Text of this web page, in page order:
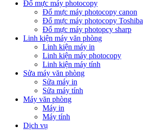
Đổ mực máy photocopy
Đổ mực máy photocopy canon
Đổ mực máy photocopy Toshiba
Đổ mực máy photopcy sharp
Linh kiện máy văn phòng
Linh kiện máy in
Linh kiện máy photocopy
Linh kiện máy tính
Sửa máy văn phòng
Sửa máy in
Sửa máy tính
Máy văn phòng
Máy in
Máy tính
Dịch vụ